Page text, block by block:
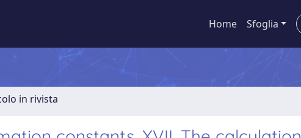
Home Sfoglia
in rivista